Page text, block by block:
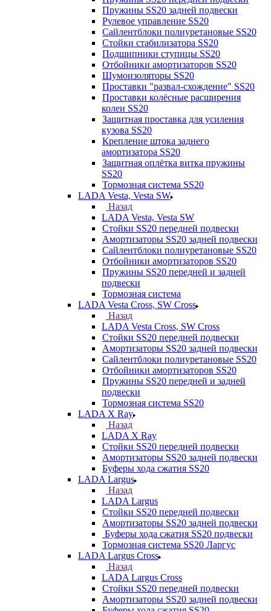
Пружины SS20 задней подвески
Рулевое управление SS20
Сайлентблоки полиуретановые SS20
Стойки стабилизатора SS20
Подшипники ступицы SS20
Отбойники амортизаторов SS20
Шумоизоляторы SS20
Проставки "развал-схождение" SS20
Проставки колёсные расширения
колеи SS20
Защитная проставка для усиления
кузова SS20
Крепление штока заднего
амортизатора SS20
Защитная оплётка витка пружины
SS20
Тормозная система SS20
LADA Vesta, Vesta SW
Назад
LADA Vesta, Vesta SW
Стойки SS20 передней подвески
Амортизаторы SS20 задней подвески
Сайлентблоки полиуретановые SS20
Отбойники амортизаторов SS20
Пружины SS20 передней и задней
подвески
Тормозная система
LADA Vesta Cross, SW Cross
Назад
LADA Vesta Cross, SW Cross
Стойки SS20 передней подвески
Амортизаторы SS20 задней подвески
Сайлентблоки полиуретановые SS20
Отбойники амортизаторов SS20
Пружины SS20 передней и задней
подвески
Тормозная система SS20
LADA X Ray
Назад
LADA X Ray
Стойки SS20 передней подвески
Амортизаторы SS20 задней подвески
Буферы хода сжатия SS20
LADA Largus
Назад
LADA Largus
Стойки SS20 передней подвески
Амортизаторы SS20 задней подвески
Буферы хода сжатия SS20 подвески
Тормозная система SS20 Ларгус
LADA Largus Cross
Назад
LADA Largus Cross
Стойки SS20 передней подвески
Амортизаторы SS20 задней подвески